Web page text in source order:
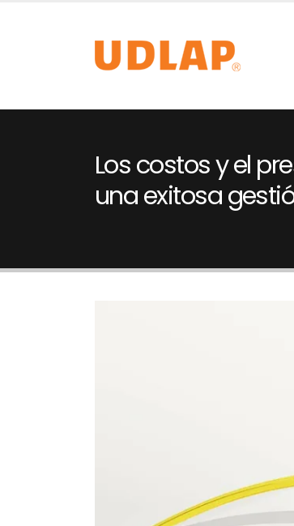
Los costos y el
una exitosa